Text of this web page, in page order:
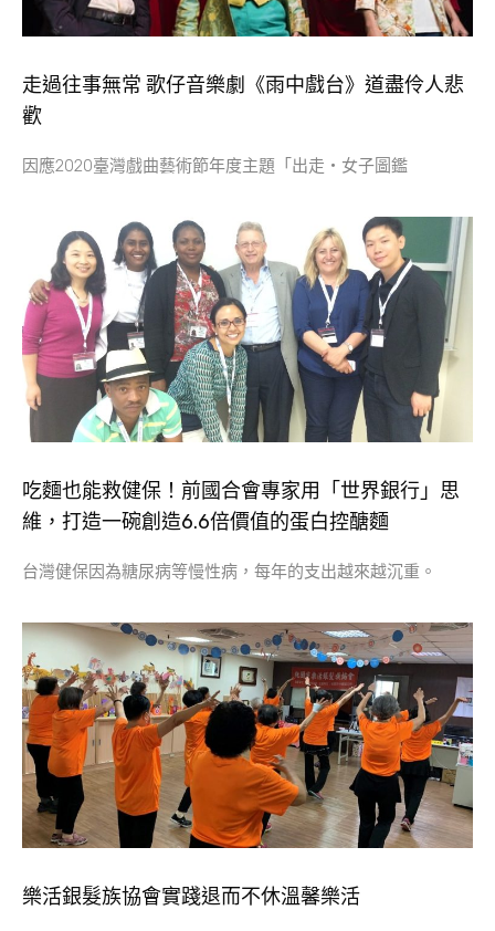
走過往事無常 歌仔音樂劇《雨中戲台》道盡伶人悲
歡
因應2020臺灣戲曲藝術節年度主題「出走‧女子圖鑑
吃麵也能救健保！前國合會專家用「世界銀行」思
維，打造一碗創造6.6倍價值的蛋白控醣麵
台灣健保因為糖尿病等慢性病，每年的支出越來越沉重。
樂活銀髮族協會實踐退而不休溫馨樂活